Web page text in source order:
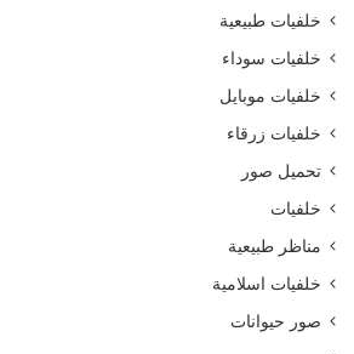
خلفيات طبيعية
خلفيات سوداء
خلفيات موبايل
خلفيات زرقاء
تحميل صور
خلفيات
مناظر طبيعية
خلفيات اسلامية
صور حيوانات